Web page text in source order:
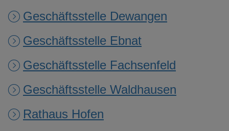
Geschäftsstelle Dewangen
Geschäftsstelle Ebnat
Geschäftsstelle Fachsenfeld
Geschäftsstelle Waldhausen
Rathaus Hofen